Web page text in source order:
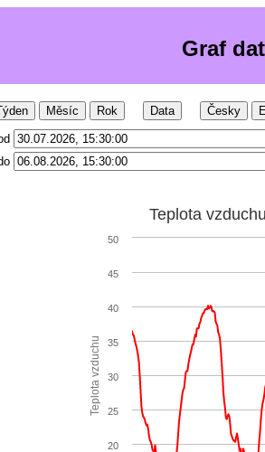
Graf
Měsíc Rok Data Česky
Teplota vzduchu
Teplota
20
25
30
35
40
45
50